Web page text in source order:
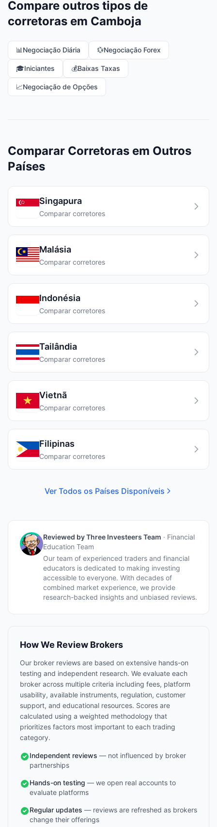
Compare outros tipos de
corretoras em Camboja
📊 Negociação Diária 💱Negociação Forex
🎓Iniciantes 💰Baixas Taxas
📈Negociação de Opções
Comparar Corretoras em Outros
Países
Singapura
Comparar corretores
Malásia
Comparar corretores
Indonésia
Comparar corretores
Tailândia
Comparar corretores
Vietnã
Comparar corretores
Filipinas
Comparar corretores
Ver Todos os Países Disponíveis
Reviewed byThree Investeers Team · Financial
Education Team
Our team of experienced traders and financial
educators is dedicated to making investing
accessible to everyone. With decades of
combined market experience, we provide
research-backed insights and unbiased reviews.
How We Review Brokers
Our broker reviews are based on extensive hands-on
testing and independent research. We evaluate each
broker across multiple criteria including fees, platform
usability, available instruments, regulation, customer
support, and educational resources. Scores are
calculated using a weighted methodology that
prioritizes factors most important to each trading
category.
Independent reviews — not influenced by broker
partnerships
Hands-on testing — we open real accounts to
evaluate platforms
Regular updates — reviews are refreshed as brokers
change their offerings